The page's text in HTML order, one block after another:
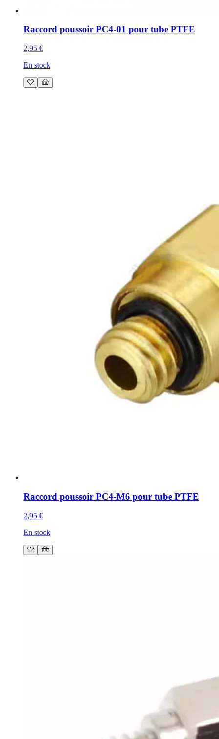
Raccord poussoir PC4-01 pour tube PTFE
2,95 €
En stock
Raccord poussoir PC4-M6 pour tube PTFE
2,95 €
En stock